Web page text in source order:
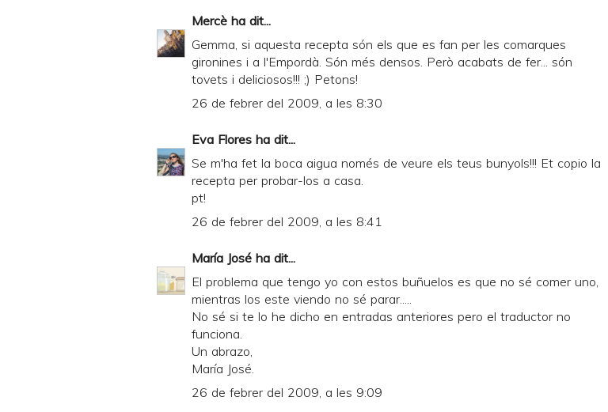
y
a
n
d
D
F
Mercè ha dit...
Gemma, si aquesta recepta són els que es fan per les comarques
gironines i a l'Empordà. Són més densos. Però acabats de fer... són
tovets i deliciosos!!! ;) Petons!
26 de febrer del 2009, a les 8:30
Eva Flores ha dit...
Se m'ha fet la boca aigua només de veure els teus bunyols!!! Et copio la
recepta per probar-los a casa.
pt!
26 de febrer del 2009, a les 8:41
María José ha dit...
El problema que tengo yo con estos buñuelos es que no sé comer uno,
mientras los este viendo no sé parar.....
No sé si te lo he dicho en entradas anteriores pero el traductor no
funciona.
Un abrazo,
María José.
26 de febrer del 2009, a les 9:09